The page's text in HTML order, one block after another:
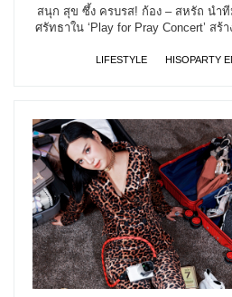
สนุก สุข ซึ้ง ครบรส! ก้อง – สหรัถ นำ
ศรัทธาใน ‘Play for Pray Concert’ ส
LIFESTYLE HISOPARTY